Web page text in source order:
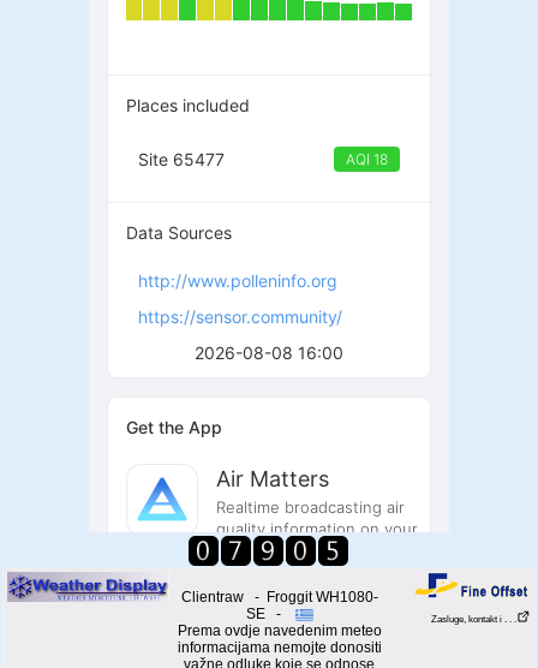
Clientraw - Froggit WH1080-
SE -
Prema ovdje navedenim meteo
informacijama nemojte donositi
važne odluke koje se odnose
Zasluge, kontakt i . . .